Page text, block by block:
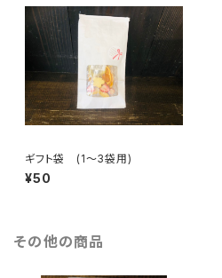
ギフト袋 (1～3袋用)
¥50
その他の商品